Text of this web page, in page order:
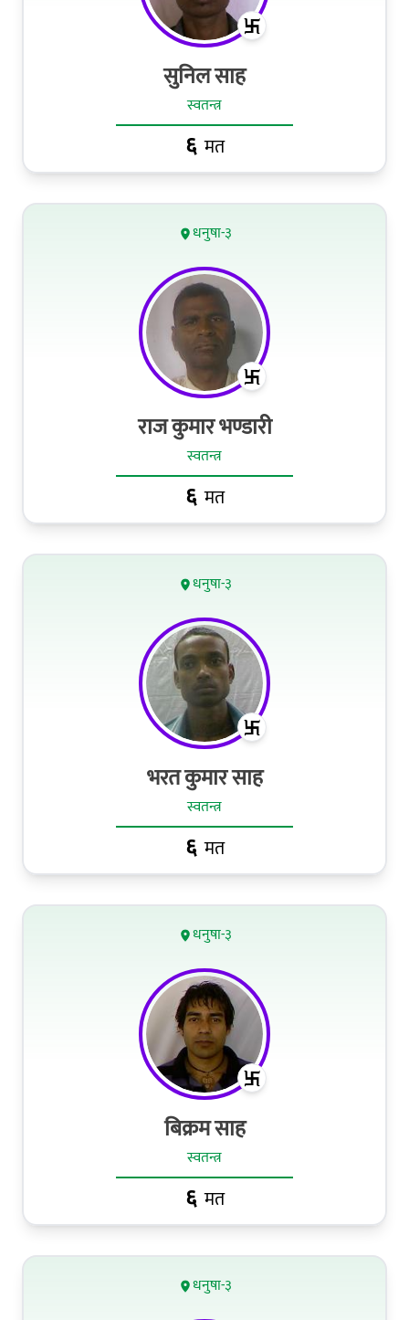
सुनिल साह
स्वतन्त्र
६ मत
धनुषा-३
राज कुमार भण्डारी
स्वतन्त्र
६ मत
धनुषा-३
भरत कुमार साह
स्वतन्त्र
६ मत
धनुषा-३
बिक्रम साह
स्वतन्त्र
६ मत
धनुषा-३